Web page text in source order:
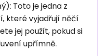
Toto je jedna z
které vyjadřují něčí
jej použít, pokud si
upřímně.